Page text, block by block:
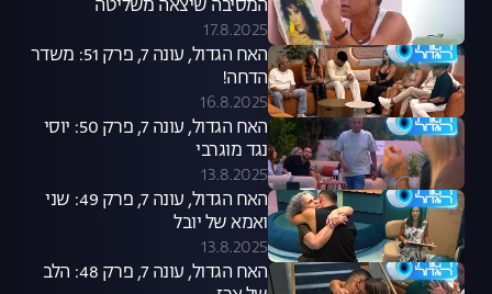
המסיבה שיצאה משליטה
17.8.2025
האח הגדול, עונה 7, פרק 51: משדר
הדחה!
16.8.2025
האח הגדול, עונה 7, פרק 50: יוסי
נגד מוגרבי
13.8.2025
האח הגדול, עונה 7, פרק 49: שני
ואמא של יובל
13.8.2025
האח הגדול, עונה 7, פרק 48: הלב